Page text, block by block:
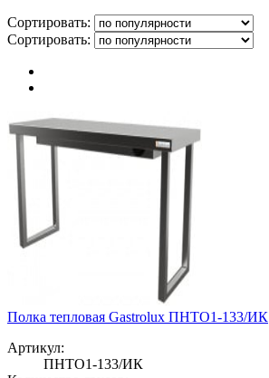
Сортировать:
Сортировать:
Полка тепловая Gastrolux ПНТО1-133/ИК
Артикул:
ПНТО1-133/ИК